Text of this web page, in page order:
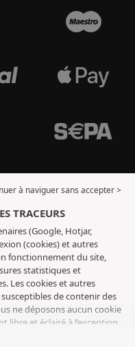
à naviguer sans accepter >
TRACEURS
(Google, Hotjar,
(cookies) et autres
fonctionnement du site,
statistiques et
Les cookies et autres
de contenir des
ne déposons aucun cookie
libre et éclairé à l’exception